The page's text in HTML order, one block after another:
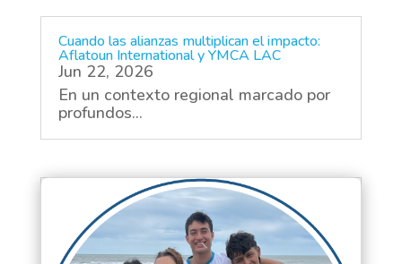
Cuando las alianzas multiplican el impacto:
Aflatoun International y YMCA LAC
Jun 22, 2026
En un contexto regional marcado por
profundos...